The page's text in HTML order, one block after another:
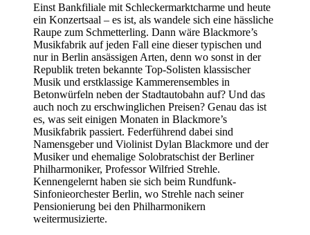
Einst Bankfiliale mit Schleckermarktcharme und heute
ein Konzertsaal – es ist, als wandele sich eine hässliche
Raupe zum Schmetterling. Dann wäre Blackmore’s
Musikfabrik auf jeden Fall eine dieser typischen und
nur in Berlin ansässigen Arten, denn wo sonst in der
Republik treten bekannte Top-Solisten klassischer
Musik und erstklassige Kammerensembles in
Betonwürfeln neben der Stadtautobahn auf? Und das
auch noch zu erschwinglichen Preisen? Genau das ist
es, was seit einigen Monaten in Blackmore’s
Musikfabrik passiert. Federführend dabei sind
Namensgeber und Violinist Dylan Blackmore und der
Musiker und ehemalige Solobratschist der Berliner
Philharmoniker, Professor Wilfried Strehle.
Kennengelernt haben sie sich beim Rundfunk-
Sinfonieorchester Berlin, wo Strehle nach seiner
Pensionierung bei den Philharmonikern
weitermusizierte.